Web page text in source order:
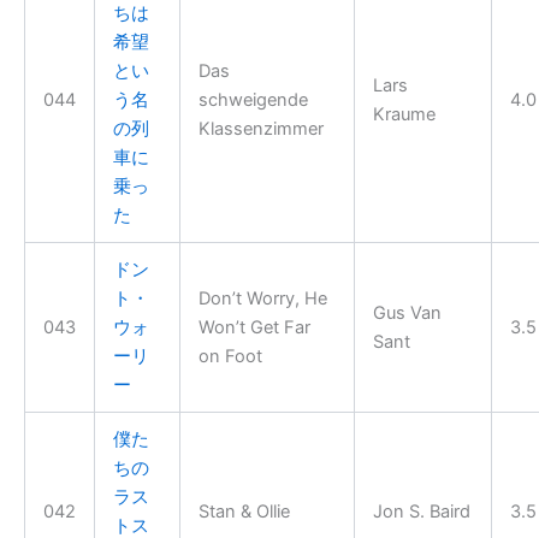
044
ちは
希望
とい
う名
の列
車に
乗っ
た
Das
schweigende
Klassenzimmer
Lars
Kraume
4.0
043
ドン
ト・
ウォ
ーリ
ー
Don’t Worry, He
Won’t Get Far
on Foot
Gus Van
Sant
3.5
042
僕た
ちの
ラス
トス
Stan & Ollie Jon S. Baird 3.5